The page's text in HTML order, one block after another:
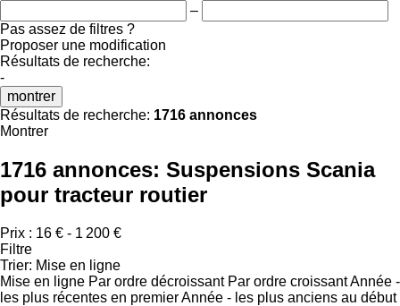
–
Pas assez de filtres ?
Proposer une modification
Résultats de recherche:
-
montrer
Résultats de recherche: 1716 annonces
Montrer
1716 annonces: Suspensions Scania
pour tracteur routier
Prix : 16 € - 1 200 €
Filtre
Trier: Mise en ligne
Mise en ligne Par ordre décroissant Par ordre croissantAnnée -
les plus récentes en premierAnnée - les plus anciens au début